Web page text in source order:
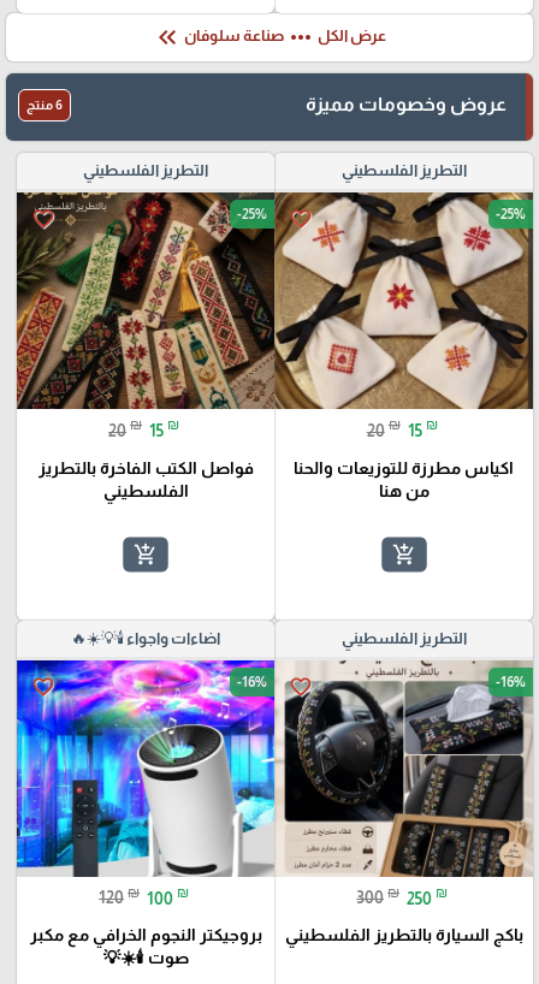
عرض الكل more_horiz صناعة سلوفان keyboard_double_arrow_left
عروض وخصومات مميزة 6 منتج
التطريز الفلسطيني
favorite_border -25%
20 ₪ 15 ₪
اكياس مطرزة للتوزيعات والحنا
من هنا
add_shopping_cart
التطريز الفلسطيني
favorite_border -25%
20 ₪ 15 ₪
فواصل الكتب الفاخرة بالتطريز
الفلسطيني
add_shopping_cart
التطريز الفلسطيني
favorite_border -16%
300 ₪ 250 ₪
باكج السيارة بالتطريز الفلسطيني
اضاءات واجواء 🕯️💡☀️🔥
favorite_border -16%
120 ₪ 100 ₪
بروجيكتر النجوم الخرافي مع مكبر
صوت 🕯️☀️💡